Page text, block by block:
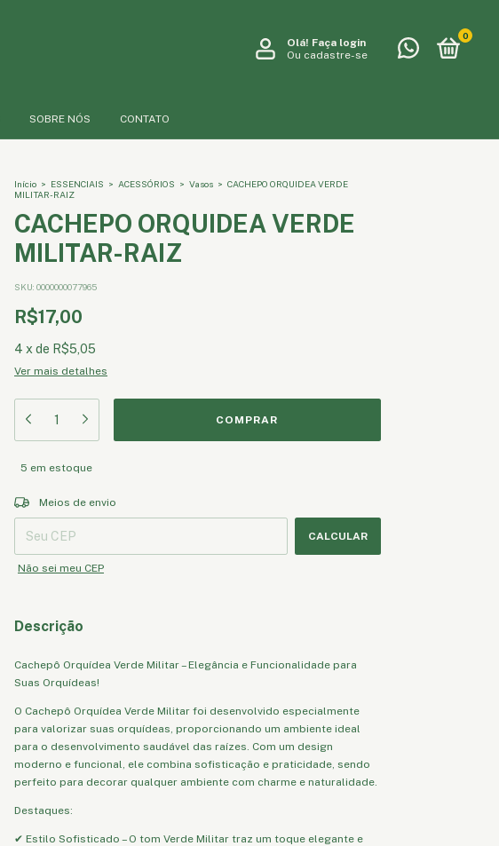
Olá! Faça login
Ou cadastre-se
0
SOBRE NÓS CONTATO
Início > ESSENCIAIS > ACESSÓRIOS > Vasos > CACHEPO ORQUIDEA VERDE
MILITAR-RAIZ
CACHEPO ORQUIDEA VERDE
MILITAR-RAIZ
SKU: 0000000077965
R$17,00
4 x de R$5,05
Ver mais detalhes
5 em estoque
Entregas para o CEP:
Meios de envio
CALCULAR
Não sei meu CEP
Descrição
Cachepô Orquídea Verde Militar – Elegância e Funcionalidade para
Suas Orquídeas!
O Cachepô Orquídea Verde Militar foi desenvolvido especialmente
para valorizar suas orquídeas, proporcionando um ambiente ideal
para o desenvolvimento saudável das raízes. Com um design
moderno e funcional, ele combina sofisticação e praticidade, sendo
perfeito para decorar qualquer ambiente com charme e naturalidade.
Destaques:
✔ Estilo Sofisticado – O tom Verde Militar traz um toque elegante e